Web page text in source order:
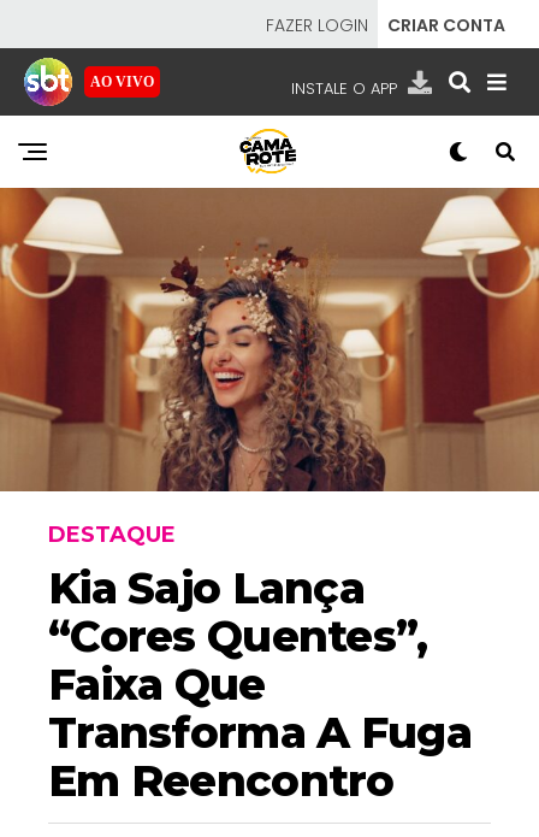
FAZER LOGIN CRIAR CONTA
AO VIVO INSTALE O APP
EMISSORAS
NOSSAS REDES APP TV SBT
- SISTEMA BRASILEIRO DE TELEVISÃO
DESTAQUE
Kia Sajo Lança
“Cores Quentes”,
Faixa Que
Transforma A Fuga
Em Reencontro